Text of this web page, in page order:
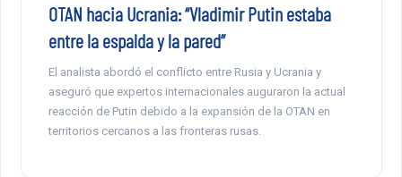
OTAN hacia Ucrania: “Vladimir Putin estaba
entre la espalda y la pared”
El analista abordó el conflicto entre Rusia y Ucrania y
aseguró que expertos internacionales auguraron la actual
reacción de Putin debido a la expansión de la OTAN en
territorios cercanos a las fronteras rusas.